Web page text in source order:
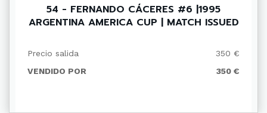
54 - FERNANDO CÁCERES #6 |1995
ARGENTINA AMERICA CUP | MATCH ISSUED
Precio salida
350 €
VENDIDO POR
350 €